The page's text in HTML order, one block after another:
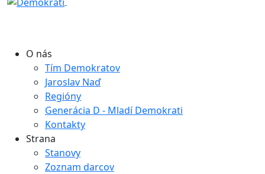
O nás
Tím Demokratov
Jaroslav Naď
Regióny
Generácia D - Mladí Demokrati
Kontakty
Strana
Stanovy
Zoznam darcov